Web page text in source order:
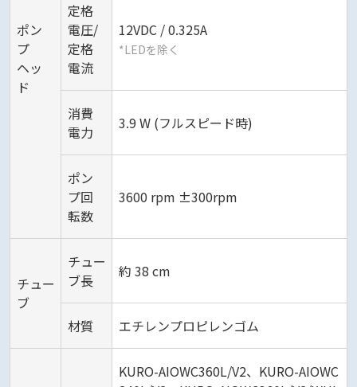
ポン
プ
ヘッ
ド
定格
電圧/
定格
電流
12VDC / 0.325A
*LEDを除く
消費
電力
3.9 W (フルスピード時)
ポン
プ回
転数
3600 rpm ±300rpm
チュー
ブ
チュー
ブ長
約 38 cm
材質 エチレンプロピレンゴム
KURO-AIOWC360L/V2、KURO-AIOWC